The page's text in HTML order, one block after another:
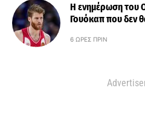
Η ενημέρωση του
Γουόκαπ που δεν
6 ΏΡΕΣ ΠΡΙΝ